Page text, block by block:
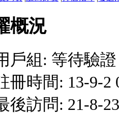
概況
戶組: 等待驗證
冊時間: 13-9-2
後訪問: 21-8-